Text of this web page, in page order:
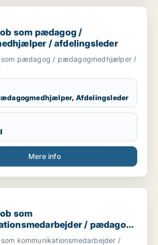
som pædagog / pædagogmedhjælper /
som pædagog /
/ afdelingsleder
som pædagog / pædagogmedhjælper /
Afdelingsleder
Mere info
kommunikationsmedarbejder /
som
/ pædagog
kommunikationsmedarbejder /